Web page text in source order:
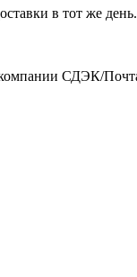
в тот же
компании СДЭК/